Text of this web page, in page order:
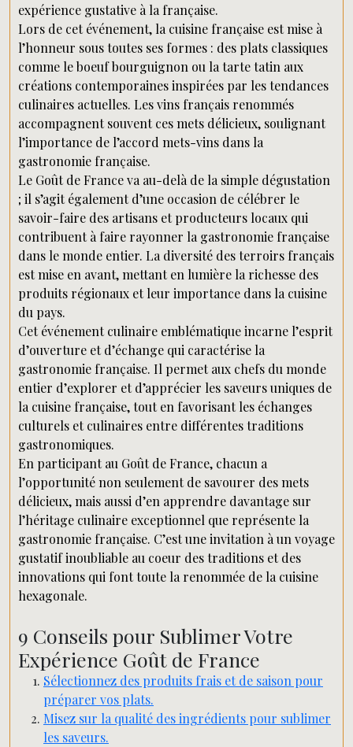
expérience gustative à la française.
Lors de cet événement, la cuisine française est mise à
l’honneur sous toutes ses formes : des plats classiques
comme le boeuf bourguignon ou la tarte tatin aux
créations contemporaines inspirées par les tendances
culinaires actuelles. Les vins français renommés
accompagnent souvent ces mets délicieux, soulignant
l’importance de l’accord mets-vins dans la
gastronomie française.
Le Goût de France va au-delà de la simple dégustation
; il s’agit également d’une occasion de célébrer le
savoir-faire des artisans et producteurs locaux qui
contribuent à faire rayonner la gastronomie française
dans le monde entier. La diversité des terroirs français
est mise en avant, mettant en lumière la richesse des
produits régionaux et leur importance dans la cuisine
du pays.
Cet événement culinaire emblématique incarne l’esprit
d’ouverture et d’échange qui caractérise la
gastronomie française. Il permet aux chefs du monde
entier d’explorer et d’apprécier les saveurs uniques de
la cuisine française, tout en favorisant les échanges
culturels et culinaires entre différentes traditions
gastronomiques.
En participant au Goût de France, chacun a
l’opportunité non seulement de savourer des mets
délicieux, mais aussi d’en apprendre davantage sur
l’héritage culinaire exceptionnel que représente la
gastronomie française. C’est une invitation à un voyage
gustatif inoubliable au coeur des traditions et des
innovations qui font toute la renommée de la cuisine
hexagonale.
9 Conseils pour Sublimer Votre
Expérience Goût de France
Sélectionnez des produits frais et de saison pour
préparer vos plats.
Misez sur la qualité des ingrédients pour sublimer
les saveurs.